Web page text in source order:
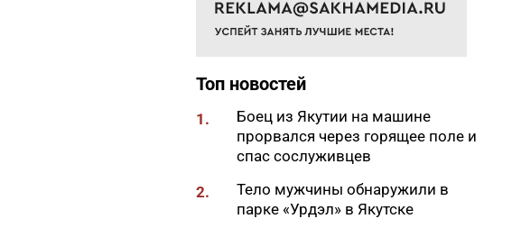
после повышения суточных
лимитов
отметили 100-летний юбилей
в первом полугодии 2026 года
Более 120 жителей Якутии с
инвалидностью нашли работу
с начала года
Новая врачебная амбулатория
Топ новостей
1.
Боец из Якутии на машине
прорвался через горящее поле и
спас сослуживцев
2.
Тело мужчины обнаружили в
парке «Урдэл» в Якутске